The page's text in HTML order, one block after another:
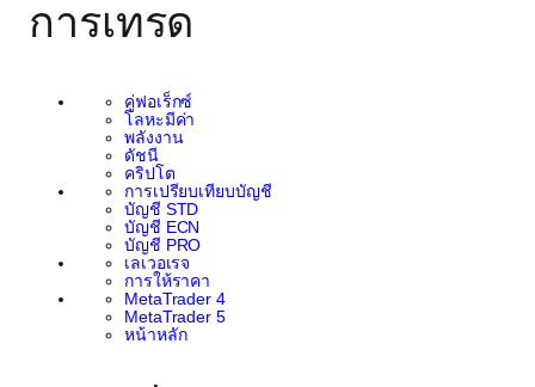
การเทรด
คู่ฟอเร็กซ์
โลหะมีค่า
พลังงาน
ดัชนี
คริปโต
การเปรียบเทียบบัญชี
บัญชี STD
บัญชี ECN
บัญชี PRO
เลเวอเรจ
การให้ราคา
MetaTrader 4
MetaTrader 5
หน้าหลัก